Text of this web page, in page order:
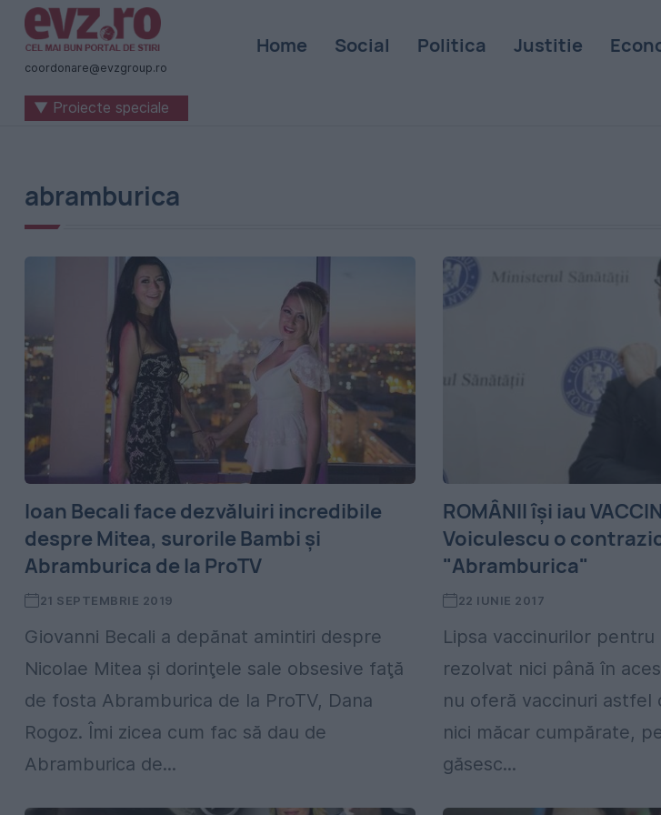
Știri
naționale
internaționale
România
-
coordonare@evzgroup.ro
Home Social Politica Justitie
▼ Proiecte speciale
abramburica
Ioan Becali face dezvăluiri incredibile
despre Mitea, surorile Bambi şi
Abramburica de la ProTV
21 SEPTEMBRIE 2019
Giovanni Becali a depănat amintiri despre
Nicolae Mitea şi dorinţele sale obsesive faţă
de fosta Abramburica de la ProTV, Dana
Rogoz. Îmi zicea cum fac să dau de
Abramburica de...
ROMÂNII îşi iau
Voiculescu o
"Abramburica"
22 IUNIE 2017
Lipsa vaccinurilor pentru
rezolvat nici până în
nu oferă vaccinuri astfel
nici măcar cumpărate,
găsesc...